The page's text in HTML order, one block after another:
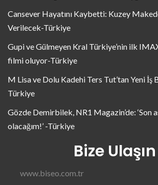
Cansever Hayatını Kaybetti: Kuzey
Verilecek-Türkiye
Gupi ve Gülmeyen Kral Türkiye’nin ilk
filmi oluyor-Türkiye
M Lisa ve Dolu Kadehi Ters Tut’tan Yeni İş
Türkiye
Gözde Demirbilek, NR1 Magazin’de: ‘Son
olacağım!’ -Türkiye
Bize Ulaşın
www.biseo.com.tr